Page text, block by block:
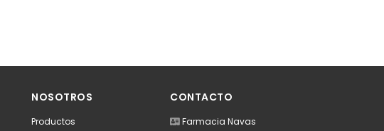
NOSOTROS
Productos
CONTACTO
Farmacia Navas